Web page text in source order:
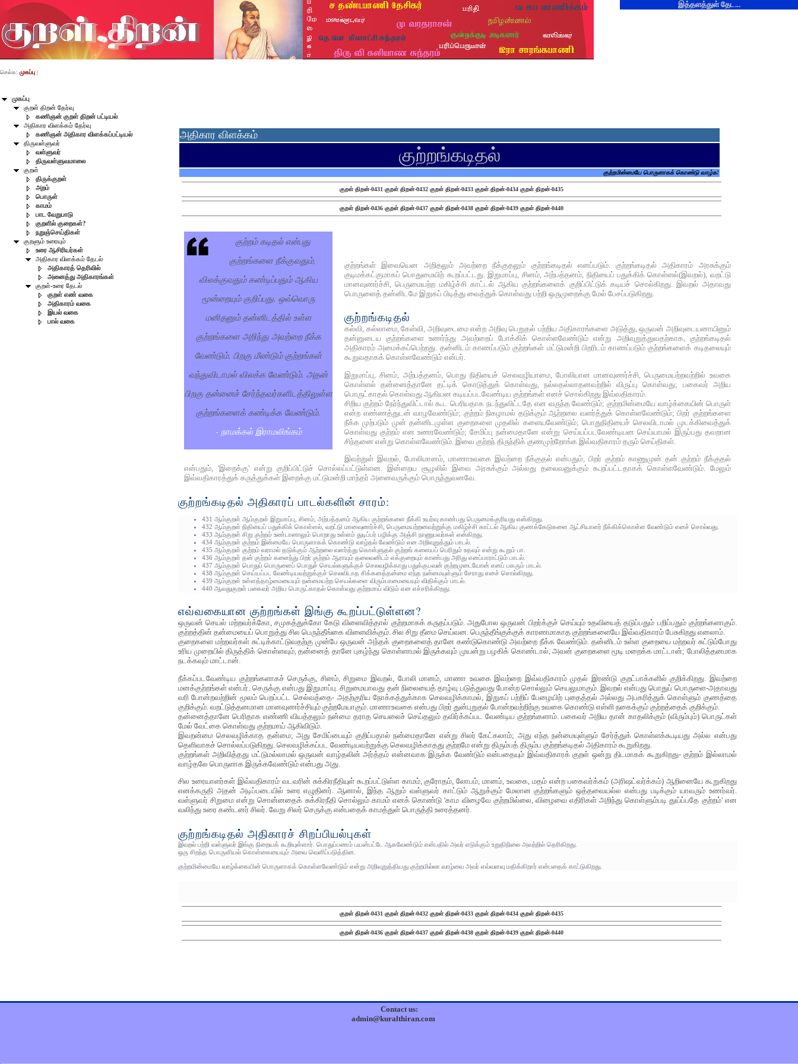
இத்தளத்துள் தேட...
முகப்பு
குறள் திறன் தேர்வு
கணிஞன் குறள் திறன் பட்டியல்
அதிகார விளக்கம் தேர்வு
கணிஞன் அதிகார விளக்கப்பட்டியல்
திருவள்ளுவர்
வள்ளுவர்
திருவள்ளுவமாலை
குறள்
திருக்குறள்
அறம்
பொருள்
காமம்
பாட வேறுபாடு
குறளில் குறைகள்?
நறுஞ்செய்திகள்
குறளும் உரையும்
உரை ஆசிரியர்கள்
அதிகார விளக்கம் தேடல்
அதிகாரத் தெரிவில்
அனைத்து அதிகாரங்கள்
குறள்-உரை தேடல்
குறள் எண் வகை
அதிகாரம் வகை
இயல் வகை
பால் வகை
செல்க: முகப்பு |
அதிகார விளக்கம்
குற்றங்கடிதல்
குற்றமின்மையே பொருளாகக் கொண்டு வாழ்க!
குறள் திறன்-0431 குறள் திறன்-0432 குறள் திறன்-0433 குறள் திறன்-0434 குறள் திறன்-0435
குறள் திறன்-0436 குறள் திறன்-0437 குறள் திறன்-0438 குறள் திறன்-0439 குறள் திறன்-0440
குற்றம் கடிதல் என்பது
குற்றங்களை நீக்குவதும்,
விலக்குவதும் கண்டிப்பதும் ஆகிய
மூன்றையும் குறிப்பது. ஒவ்வொரு
மனிதனும் தன்னிடத்தில் உள்ள
குற்றங்களை அறிந்து அவற்றை நீக்க
வேண்டும். பிறகு மீண்டும் குற்றங்கள்
வந்துவிடாமல் விலக்க வேண்டும். அதன்
பிறகு தன்னைச் சேர்ந்தவர்களிடத்திலுள்ள
குற்றங்களைக் கண்டிக்க வேண்டும்.
- நாமக்கல் இராமலிங்கம்
குற்றங்கள் இவையென அறிதலும் அவற்றை நீக்குதலும் குற்றங்கடிதல் எனப்படும். குற்றங்கடிதல் அதிகாரம் அரசுக்கும்
குடிமக்கட்குமாகப் பொதுமையிற் கூறப்பட்டது. இறுமாப்பு, சினம், அற்பத்தனம், நிதியைப் பதுக்கிக் கொள்ளல்(இவறல்), வறட்டு
மானவுணர்ச்சி, பெருமையற்ற மகிழ்ச்சி காட்டல் ஆகிய குற்றங்களைக் குறிப்பிட்டுக் கடியச் சொல்கிறது. இவறல் அதாவது
பொருளைத் தன்னிடமே இறுகப் பிடித்து வைத்துக் கொள்வது பற்றி ஒருமுறைக்கு மேல் பேசப்படுகிறது.
குற்றங்கடிதல்
கல்வி, கல்லாமை, கேள்வி, அறிவுடைமை என்ற அறிவு பெறுதல் பற்றிய அதிகாரங்களை அடுத்து, ஒருவன் அறிவுடையனாயினும்
தன்னுடைய குற்றங்களை உணர்ந்து அவற்றைப் போக்கிக் கொள்ளவேண்டும் என்று அறிவுறுத்துவதற்காக, குற்றங்கடிதல்
அதிகாரம் அமைக்கப்பெற்றது. தன்னிடம் காணப்படும் குற்றங்கள் மட்டுமன்றி பிறரிடம் காணப்படும் குற்றங்களைக் கடிதலையும்
கூறுவதாகக் கொள்ளவேண்டும் என்பர்.
இறுமாப்பு, சினம், அற்பத்தனம், பொது நிதியைச் செலவழியாமை, போலியான மானவுணர்ச்சி, பெருமையற்றவற்றில் உவகை
கொள்ளல் தன்னைத்தானே தட்டிக் கொடுத்துக் கொள்வது, நல்லதல்லாதனவற்றில் விருப்பு கொள்வது; பகைவர் அறிய
பொருட்காதல் கொள்வது ஆகியன கடியப்படவேண்டிய குற்றங்கள் எனச் சொல்கிறது இவ்வதிகாரம்.
சிறிய குற்றம் நேர்ந்துவிட்டால் கூட பெரியதாக நடந்துவிட்டதே என வருந்த வேண்டும்; குற்றமின்மையே வாழ்க்கையின் பொருள்
என்ற எண்ணத்துடன் வாழவேண்டும்; குற்றம் நிகழாமல் தடுக்கும் ஆற்றலை வளர்த்துக் கொள்ளவேண்டும்; பிறர் குற்றங்களை
நீக்க முற்படும் முன் தன்னிடமுள்ள குறைகளை முதலில் களையவேண்டும்; பொதுநிதியைச் செலவிடாமல் முடக்கிவைத்துக்
கொள்வது குற்றம் என உணரவேண்டும்; சேமிப்பு நன்மைதானே என்று செய்யப்படவேண்டியன செய்யாமல் இருப்பது தவறான
சிந்தனை என்று கொள்ளவேண்டும். இவை குற்றந் திருந்திக் குணமுற்றோங்க இவ்வதிகாரம் தரும் செய்திகள்.
இவற்றுள் இவறல், போலிமானம், மாணாஉவகை இவற்றை நீக்குதல் என்பதும், பிறர் குற்றம் காணுமுன் தன் குற்றம் நீக்குதல்
என்பதும், 'இறைக்கு' என்று குறிப்பிட்டுச் சொல்லப்பட்டுள்ளன. இன்றைய சூழலில் இவை அரசுக்கும் அல்லது தலைவனுக்கும் கூறப்பட்டதாகக் கொள்ளவேண்டும். மேலும்
இவ்வதிகாரத்துக் கருத்துக்கள் இறைக்கு மட்டுமன்றி மாந்தர் அனைவருக்கும் பொருந்துவனவே.
குற்றங்கடிதல் அதிகாரப் பாடல்களின் சாரம்:
431 ஆம்குறள் ஆம்குறள் இறுமாப்பு, சினம், அற்பத்தனம் ஆகிய குற்றங்களை நீக்கி உயர்வு காண்பது பெருமைக்குரியது என்கிறது.
432 ஆம்குறள் நிதியைப் பதுக்கிக் கொள்ளல், வறட்டு மானவுணர்ச்சி, பெருமையற்றனவற்றுக்கு மகிழ்ச்சி காட்டல் ஆகிய குணக்கேடுகளை ஆட்சியாளர் நீக்கிக்கொள்ள வேண்டும் எனச் சொல்வது.
433 ஆம்குறள் சிறு குற்றம் உண்டானாலும் பொறாது உள்ளம் துடிப்பர் பழிக்கு அஞ்சி நாணுபவர்கள் என்கிறது.
434 ஆம்குறள் குற்றம் இன்மையே பொருளாகக் கொண்டு வாழ்தல் வேண்டும் என அறிவுறுத்தும் பாடல்.
435 ஆம்குறள் குற்றம் வராமல் தடுக்கும் ஆற்றலை வளர்த்து கொள்ளுதல் குற்றங் களையப் பெரிதும் உதவும் என்று கூறும் பா.
436 ஆம்குறள் தன் குற்றம் களைந்து பிறர் குற்றம் ஆராயும் தலைவனிடம் எக்குறையும் காண்பது அரிது எனப்பாராட்டும் பாடல்.
437 ஆம்குறள் பொதுப் பொருளைப் பொதுச் செயல்களுக்குச் செலவழிக்காது பதுக்குபவன் குற்றமுடையோன் எனப் பகரும் பாடல்.
438 ஆம்குறள் செய்யப்பட வேண்டியவற்றுக்குச் செலவிடாத சிக்கனத்தன்மை எந்த நன்மையுள்ளும் சேராது எனச் சொல்கிறது.
439 ஆம்குறள் உள்ளத்தாழ்மையையும் நன்மையற்ற செயல்களை விரும்பாமையையும் விதிக்கும் பாடல்.
440 ஆவதுகுறள் பகைவர் அறிய பொருட்காதல் கொள்வது குற்றமாய் விடும் என எச்சரிக்கிறது.
எவ்வகையான குற்றங்கள் இங்கு கூறப்பட்டுள்ளன?
ஒருவன் செயல் மற்றவர்க்கோ, சமுகத்துக்கோ கேடு விளைவித்தால் குற்றமாகக் கருதப்படும். அதுபோல ஒருவன் பிறர்க்குச் செய்யும் உதவியைத் தடுப்பதும் பறிப்பதும் குற்றங்களாகும்.
குற்றத்தின் தன்மையைப் பொறுத்து சில பெருந்தீங்கை விளைவிக்கும். சில சிறு தீமை செய்வன. பெருந்தீங்குக்குக் காரணமாகாத குற்றங்களையே இவ்வதிகாரம் பேசுகிறது எனலாம்.
குறைகளை மற்றவர்கள் சுட்டிக்காட்டுவதற்கு முன்பே ஒருவன் அந்தக் குறைகளைத் தானே கண்டுகொண்டு அவற்றை நீக்க வேண்டும். தன்னிடம் உள்ள குறையை மற்றவர் சுட்டும்போது
உரிய முறையில் திருத்திக் கொள்ளவும், தன்னைத் தானே புகழ்ந்து கொள்ளாமல் இருக்கவும் முயன்று பழகிக் கொண்டால், அவன் குறைகளை மூடி மறைக்க மாட்டான்; போலித்தனமாக
நடக்கவும் மாட்டான்.
நீக்கப்படவேண்டிய குற்றங்களாகச் செருக்கு, சினம், சிறுமை இவறல், போலி மானம், மாணா உவகை இவற்றை இவ்வதிகாரம் முதல் இரண்டு குறட்பாக்களில் குறிக்கிறது. இவற்றை
மனக்குற்றங்கள் என்பர். செருக்கு என்பது இறுமாப்பு. சிறுமையாவது தன் நிலையைத் தாழ்வு படுத்துவது போன்ற சொல்லும் செயலுமாகும். இவறல் என்பது பொதுப் பொருளை-அதாவது
வரி போன்றவற்றின் மூலம் பெறப்பட்ட செல்வத்தை- அதற்குரிய நோக்கத்துக்காக செலவழிக்காமல், இறுகப் பற்றிப் பேழையிற் புதைத்தல் அல்லது அபகரித்துக் கொள்ளும் குணத்தை
குறிக்கும். வறட்டுத்தனமான மானவுணர்ச்சியும் குற்றமேயாகும். மாணாஉவகை என்பது பிறர் துன்புறுதல் போன்றவற்றிற்கு உவகை கொண்டு எள்ளி நகைக்கும் குற்றத்தைக் குறிக்கும்.
தன்னைத்தானே பெரிதாக எண்ணி வியத்தலும் நன்மை தராத செயலைச் செய்தலும் தவிர்க்கப்பட வேண்டிய குற்றங்களாம். பகைவர் அறிய தான் காதலிக்கும் (விரும்பும்) பொருட்கள்
மேல் வேட்கை கொள்வது குற்றமாய் ஆகிவிடும்.
இவறன்மை செலவழிக்காத தன்மை; அது சேமிப்பையும் குறிப்பதால் நன்மைதானே என்று சிலர் கேட்கலாம்; அது எந்த நன்மையுள்ளும் சேர்த்துக் கொள்ளக்கூடியது அல்ல என்பது
தெளிவாகச் சொல்லப்படுகிறது. செலவழிக்கப்பட வேண்டியவற்றுக்கு செலவழிக்காதது குற்றமே என்று திரும்பத் திரும்ப குற்றங்கடிதல் அதிகாரம் கூறுகிறது.
குற்றங்கள் அறிவித்தது மட்டுமல்லாமல் ஒருவன் வாழ்தலின் அர்த்தம் என்னவாக இருக்க வேண்டும் என்பதையும் இவ்வதிகாரக் குறள் ஒன்று திடமாகக் கூறுகிறது- குற்றம் இல்லாமல்
வாழ்தலே பொருளாக இருக்கவேண்டும் என்பது அது.
சில உரையாளர்கள் இவ்வதிகாரம் வடவரின் சுக்கிரநீதியுள் கூறப்பட்டுள்ள காமம், குரோதம், லோபம், மானம், உவகை, மதம் என்ற பகைவர்க்கம் (அரிஷட்வர்க்கம்) ஆறினையே கூறுகிறது
எனக்கருதி அதன் அடிப்படையில் உரை எழுதினர். ஆனால், இந்த ஆறும் வள்ளுவர் காட்டும் ஆறுக்கும் மேலான குற்றங்களும் ஒத்தவையல்ல என்பது படிக்கும் யாவரும் உணர்வர்.
வள்ளுவர் சிறுமை என்று சொன்னதைக் சுக்கிரநீதி சொல்லும் காமம் எனக் கொண்டு 'காம விழைவே குற்றமில்லை, விழைவை எதிரிகள் அறிந்து கொள்ளும்படி துய்ப்பதே குற்றம்' என
வலிந்து உரை கண்டனர் சிலர். வேறு சிலர் செருக்கு என்பதைக் காமத்துள் பொருத்தி உரைத்தனர்.
குற்றங்கடிதல் அதிகாரச் சிறப்பியல்புகள்
இவறல் பற்றி வள்ளுவர் இங்கு நிறையக் கூறியுள்ளார். பொதுப்பணம் பயன்பட்டே ஆகவேண்டும் என்பதில் அவர் எடுக்கும் உறுதிநிலை அவற்றில் தெரிகிறது.
ஒரு சிறந்த பொருளியல் கொள்கையையும் அவை வெளிப்படுத்தின.
குற்றமின்மையே வாழ்க்கையின் பொருளாகக் கொள்ளவேண்டும் என்று அறிவுறுத்தியது குற்றமில்லா வாழ்வை அவர் எவ்வளவு மதிக்கிறார் என்பதைக் காட்டுகிறது.
குறள் திறன்-0431 குறள் திறன்-0432 குறள் திறன்-0433 குறள் திறன்-0434 குறள் திறன்-0435
குறள் திறன்-0436 குறள் திறன்-0437 குறள் திறன்-0438 குறள் திறன்-0439 குறள் திறன்-0440
Contact us:
admin@kuralthiran.com